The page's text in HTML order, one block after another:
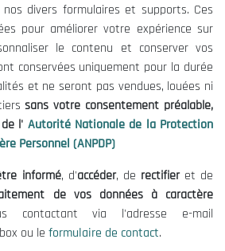
utiles
Consultations
divers formulaires et supports. Ces
pour améliorer votre expérience sur
le contenu et conserver vos
conservées uniquement pour la durée
et ne seront pas vendues, louées ni
sans votre consentement préalable,
l' Autorité Nationale de la Protection
Personnel (ANPDP)
informé, d'accéder, de rectifieret de
de vos données à caractère
contactant via l'adresse e-mail
ou le formulaire de contact.